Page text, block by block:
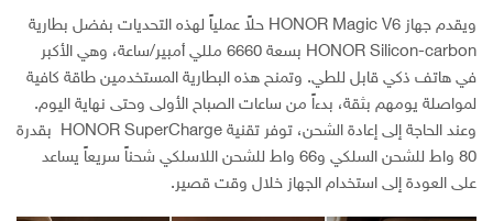
ويقدم جهاز HONOR Magic V6 حلاً عملياً لهذه التحديات بفضل بطارية
HONOR Silicon-carbon بسعة 6660 مللي أمبير/ساعة، وهي الأكبر
في هاتف ذكي قابل للطي. وتمنح هذه البطارية المستخدمين طاقة كافية
لمواصلة يومهم بثقة، بدءاً من ساعات الصباح الأولى وحتى نهاية اليوم.
وعند الحاجة إلى إعادة الشحن، توفر تقنية HONOR SuperCharge بقدرة
80 واط للشحن السلكي و66 واط للشحن اللاسلكي شحناً سريعاً يساعد
على العودة إلى استخدام الجهاز خلال وقت قصير.